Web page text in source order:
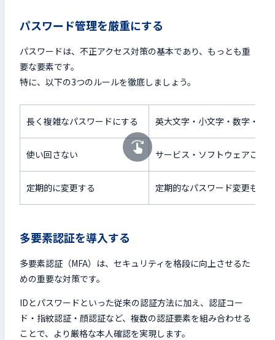
パスワード管理を厳重にする
パスワードは、不正アクセス対策の基本であり、もっとも重
要な要素です。
特に、以下の3つのルールを徹底しましょう。
長く複雑なパスワードにする 英大文字・小文字・数字・記
使い回さない サービス・ソフトウェアごと
定期的に変更する 定期的なパスワード変更も有
多要素認証を導入する
多要素認証（MFA）は、セキュリティを格段に向上させるた
めの重要な対策です。
IDとパスワードといった従来の認証方法に加え、認証コー
ド・指紋認証・顔認証など、複数の認証要素を組み合わせる
ことで、より厳格な本人確認を実現します。